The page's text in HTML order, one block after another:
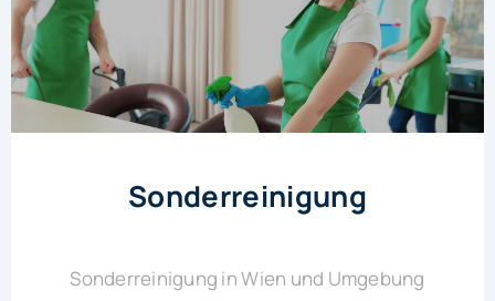
Sonderreinigung
Sonderreinigung in Wien und Umgebung